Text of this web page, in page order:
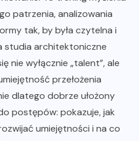
patrzenia, analizowania
tak, by była czytelna i
studia architektoniczne
nie wyłącznie „talent”, ale
przełożenia
dlatego dobrze ułożony
postępów: pokazuje, jak
umiejętności i na co